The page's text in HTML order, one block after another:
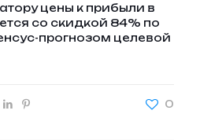
цены к прибыли в
со скидкой 84% по
прогнозом целевой
0